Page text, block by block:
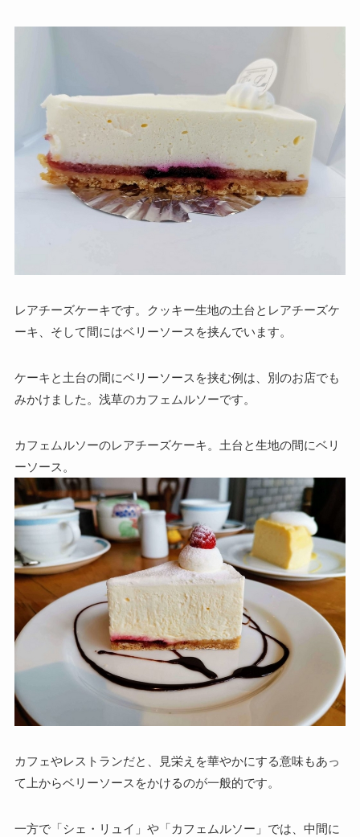
レアチーズケーキです。クッキー生地の土台とレアチーズケ
ーキ、そして間にはベリーソースを挟んでいます。
ケーキと土台の間にベリーソースを挟む例は、別のお店でも
みかけました。浅草のカフェムルソーです。
カフェムルソーのレアチーズケーキ。土台と生地の間にベリ
ーソース。
カフェやレストランだと、見栄えを華やかにする意味もあっ
て上からベリーソースをかけるのが一般的です。
一方で「シェ・リュイ」や「カフェムルソー」では、 中間に